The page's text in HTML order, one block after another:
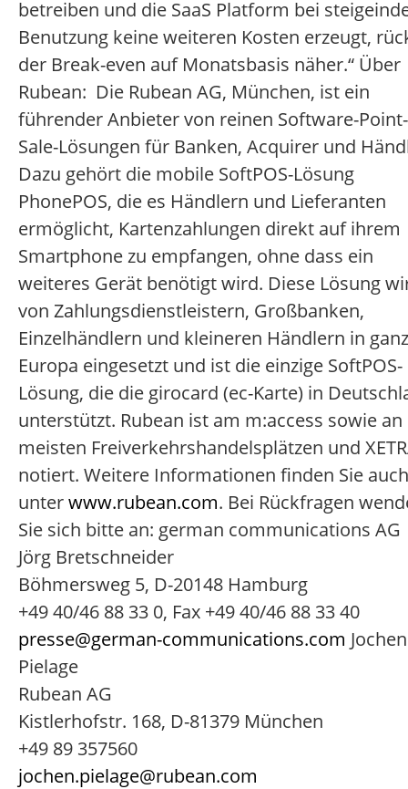
betreiben und die SaaS Platform bei
Benutzung keine weiteren Kosten erzeugt,
der Break-even auf Monatsbasis näher.“ Über
Rubean: Die Rubean AG, München, ist ein
führender Anbieter von reinen Software-
Sale-Lösungen für Banken, Acquirer und
Dazu gehört die mobile SoftPOS-Lösung
PhonePOS, die es Händlern und Lieferanten
ermöglicht, Kartenzahlungen direkt auf ihrem
Smartphone zu empfangen, ohne dass ein
weiteres Gerät benötigt wird. Diese Lösung
von Zahlungsdienstleistern, Großbanken,
Einzelhändlern und kleineren Händlern in ganz
Europa eingesetzt und ist die einzige SoftPOS-
Lösung, die die girocard (ec-Karte) in
unterstützt. Rubean ist am m:access sowie an
meisten Freiverkehrshandelsplätzen und
notiert. Weitere Informationen finden Sie auch
unterwww.rubean.com. Bei Rückfragen
Sie sich bitte an: german communications AG
Jörg Bretschneider
Böhmersweg 5, D-20148 Hamburg
+49 40/46 88 33 0, Fax +49 40/46 88 33 40
presse@german-communications.com Jochen
Pielage
Rubean AG
Kistlerhofstr. 168, D-81379 München
+49 89 357560
jochen.pielage@rubean.com